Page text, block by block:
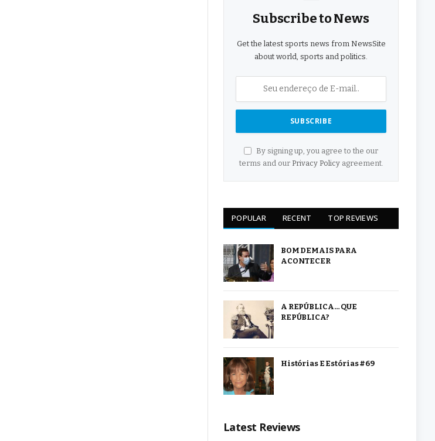
Subscribe to News
Get the latest sports news from NewsSite
about world, sports and politics.
By signing up, you agree to the our
terms and our Privacy Policyagreement.
POPULAR RECENT TOP REVIEWS
BOM DEMAIS PARA
ACONTECER
A REPÚBLICA… QUE
REPÚBLICA?
Histórias E Estórias #69
Latest Reviews